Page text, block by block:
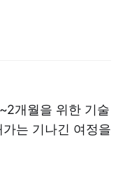
개월을 위한 기술
는 기나긴 여정을